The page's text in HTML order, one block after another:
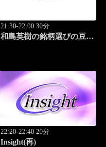
21:30-22:00 30分
和島英樹の銘柄選びの豆知
22:20-22:40 20分
Insight(再)